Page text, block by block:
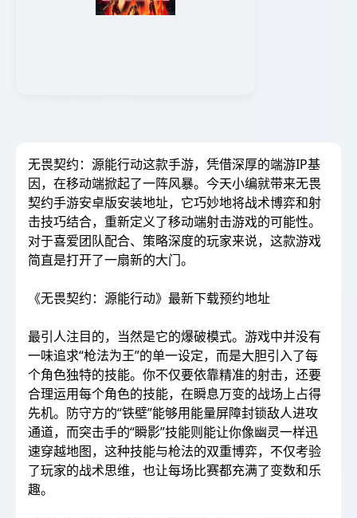
无畏契约：源能行动这款手游，凭借深厚的端游IP基
因，在移动端掀起了一阵风暴。今天小编就带来无畏
契约手游安卓版安装地址，它巧妙地将战术博弈和射
击技巧结合，重新定义了移动端射击游戏的可能性。
对于喜爱团队配合、策略深度的玩家来说，这款游戏
简直是打开了一扇新的大门。
《无畏契约：源能行动》最新下载预约地址
最引人注目的，当然是它的爆破模式。游戏中并没有
一味追求“枪法为王”的单一设定，而是大胆引入了每
个角色独特的技能。你不仅要依靠精准的射击，还要
合理运用每个角色的技能，在瞬息万变的战场上占得
先机。防守方的“铁壁”能够用能量屏障封锁敌人进攻
通道，而突击手的“瞬影”技能则能让你像幽灵一样迅
速穿越地图，这种技能与枪法的双重博弈，不仅考验
了玩家的战术思维，也让每场比赛都充满了变数和乐
趣。